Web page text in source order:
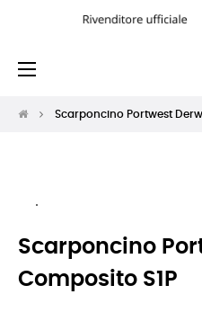
navigazione
☰
Scarponcino Portwest
Scarponcino
Composito S1P